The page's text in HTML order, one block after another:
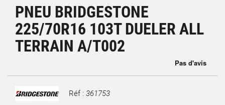
PNEU BRIDGESTONE
225/70R16 103T DUELER ALL
TERRAIN A/T002
Marque Réf : 361753